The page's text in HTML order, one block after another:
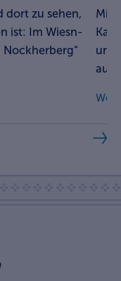
dort zu sehen,
ist: Im Wiesn-
Nockherberg“
Mit
und
auf